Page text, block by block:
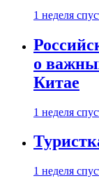
1 неделя
о
Китае
1 неделя
1 неделя